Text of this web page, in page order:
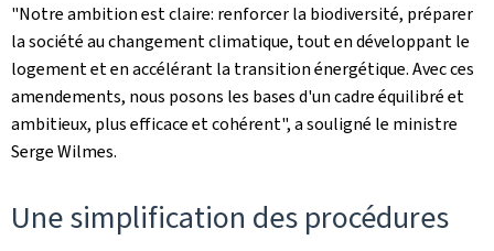
"Notre ambition est claire: renforcer la biodiversité, préparer
la société au changement climatique, tout en développant le
logement et en accélérant la transition énergétique. Avec ces
amendements, nous posons les bases d'un cadre équilibré et
ambitieux, plus efficace et cohérent", a souligné le ministre
Serge Wilmes.
Une simplification des procédures